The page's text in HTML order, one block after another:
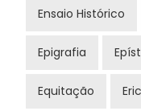
Ensaio Histórico
Epigrafia
Equitação